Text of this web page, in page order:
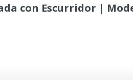
con Escurridor |